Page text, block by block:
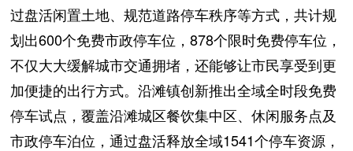
过盘活闲置土地、规范道路停车秩序等方式，共计规
划出600个免费市政停车位，878个限时免费停车位，
不仅大大缓解城市交通拥堵，还能够让市民享受到更
加便捷的出行方式。沿滩镇创新推出全域全时段免费
停车试点，覆盖沿滩城区餐饮集中区、休闲服务点及
市政停车泊位，通过盘活释放全域1541个停车资源，